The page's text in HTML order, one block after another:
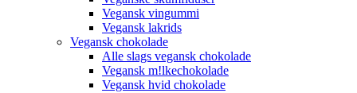
Vegansk vingummi
Vegansk lakrids
Vegansk chokolade
Alle slags vegansk chokolade
Vegansk m!lkechokolade
Vegansk hvid chokolade